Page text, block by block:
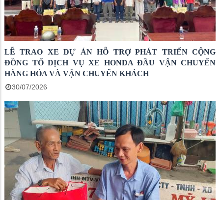
LỄ TRAO XE DỰ ÁN HỖ TRỢ PHÁT TRIỂN CỘNG
ĐỒNG TỔ DỊCH VỤ XE HONDA ĐẦU VẬN CHUYỂN
HÀNG HÓA VÀ VẬN CHUYỂN KHÁCH
30/07/2026